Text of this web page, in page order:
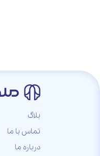
بلاگ
تماس با ما
درباره ما